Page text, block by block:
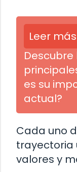
Leer más
es su
actual?
Cada uno
trayectoria
valores y